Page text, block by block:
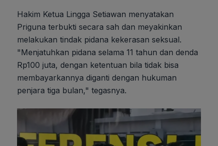
Hakim Ketua Lingga Setiawan menyatakan
Priguna terbukti secara sah dan meyakinkan
melakukan tindak pidana kekerasan seksual.
"Menjatuhkan pidana selama 11 tahun dan denda
Rp100 juta, dengan ketentuan bila tidak bisa
membayarkannya diganti dengan hukuman
penjara tiga bulan," tegasnya.